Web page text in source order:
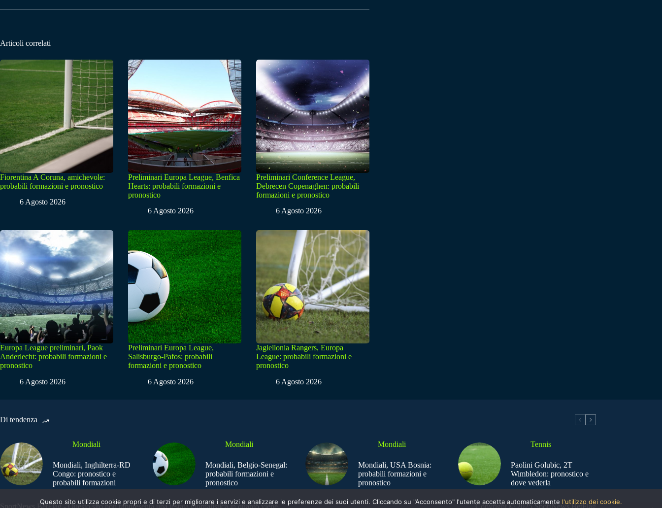
Articoli correlati
Fiorentina A Coruna, amichevole:
probabili formazioni e pronostico
6 Agosto 2026
Preliminari Europa League, Benfica
Hearts: probabili formazioni e
pronostico
6 Agosto 2026
Preliminari Conference League,
Debrecen Copenaghen: probabili
formazioni e pronostico
6 Agosto 2026
Europa League preliminari, Paok
Anderlecht: probabili formazioni e
pronostico
6 Agosto 2026
Preliminari Europa League,
Salisburgo-Pafos: probabili
formazioni e pronostico
6 Agosto 2026
Jagiellonia Rangers, Europa
League: probabili formazioni e
pronostico
6 Agosto 2026
Di tendenza
Mondiali
Mondiali, Inghilterra-RD
Congo: pronostico e
probabili formazioni
Mondiali
Mondiali, Belgio-Senegal:
probabili formazioni e
pronostico
Mondiali
Mondiali, USA Bosnia:
probabili formazioni e
pronostico
Tennis
Paolini Golubic, 2T
Wimbledon: pronostico e
dove vederla
Questo sito utilizza cookie propri e di terzi per migliorare i servizi e analizzare le preferenze dei suoi utenti. Cliccando su "Acconsento" l'utente accetta automaticamente l'utilizzo dei cookie.